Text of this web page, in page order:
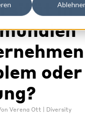
in
Verena Ott Diversity